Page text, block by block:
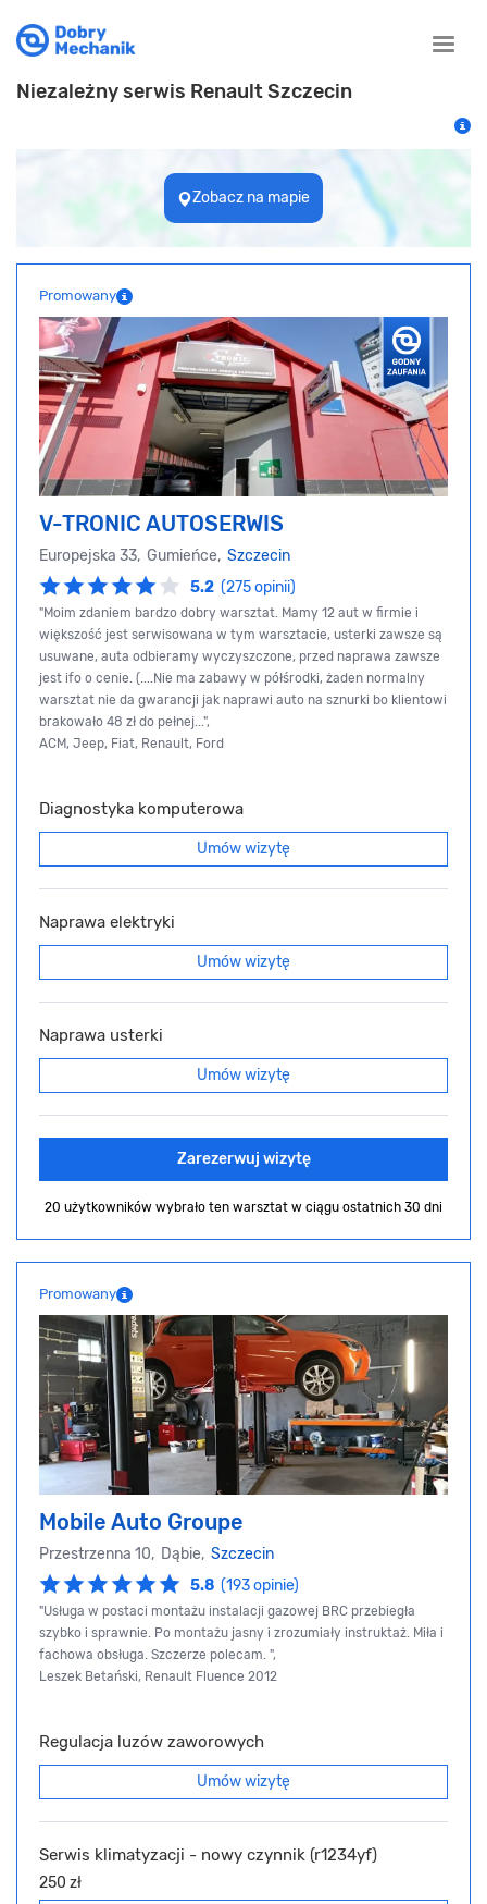
Toggle
Niezależny serwis Renault Szczecin
Zobacz na mapie
Promowany
V-TRONIC AUTOSERWIS
Europejska 33, Gumieńce, Szczecin
5.2 (275 opinii)
"Moim zdaniem bardzo dobry warsztat. Mamy 12 aut w firmie i
większość jest serwisowana w tym warsztacie, usterki zawsze są
usuwane, auta odbieramy wyczyszczone, przed naprawa zawsze
jest ifo o cenie. (....Nie ma zabawy w półśrodki, żaden normalny
warsztat nie da gwarancji jak naprawi auto na sznurki bo klientowi
brakowało 48 zł do pełnej...",
ACM, Jeep, Fiat, Renault, Ford
Diagnostyka komputerowa
Umów wizytę
Naprawa elektryki
Umów wizytę
Naprawa usterki
Umów wizytę
Zarezerwuj wizytę
20 użytkowników wybrało ten warsztat w ciągu ostatnich 30 dni
Promowany
Mobile Auto Groupe
Przestrzenna 10, Dąbie, Szczecin
5.8 (193 opinie)
"Usługa w postaci montażu instalacji gazowej BRC przebiegła
szybko i sprawnie. Po montażu jasny i zrozumiały instruktaż. Miła i
fachowa obsługa. Szczerze polecam. ",
Leszek Betański, Renault Fluence 2012
Regulacja luzów zaworowych
Umów wizytę
Serwis klimatyzacji - nowy czynnik (r1234yf)
250 zł